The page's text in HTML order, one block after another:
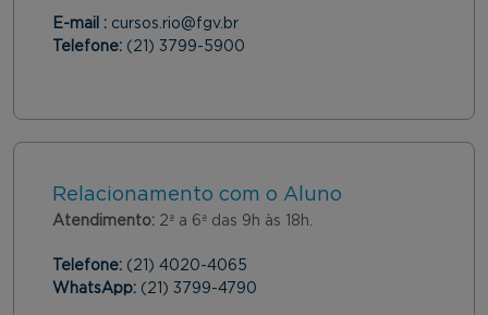
E-mail : cursos.rio@fgv.br
Telefone: (21) 3799-5900
Relacionamento com o Aluno
Atendimento: 2ª a 6ª das 9h às 18h.
Telefone: (21) 4020-4065
WhatsApp: (21) 3799-4790